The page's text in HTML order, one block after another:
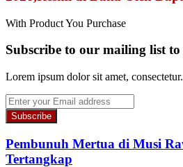
With Product You Purchase
Subscribe to our mailing list to
Lorem ipsum dolor sit amet, consectetur.
Enter
your
Email
address
Pembunuh Mertua di Musi
Tertangkap